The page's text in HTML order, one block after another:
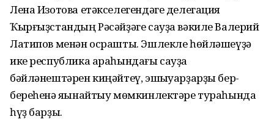
Лена Изотова етәкселегендәге делегация
Ҡырғыҙстандың Рәсәйҙәге сауҙа вәкиле Валерий
Латипов менән осрашты. Эшлекле һөйләшеүҙә
ике республика араһындағы сауҙа
бәйләнештәрен киңәйтеү, эшҡыуарҙарҙы бер-
береһенә яҡынайтыу мөмкинлектәре тураһында
һүҙ барҙы.